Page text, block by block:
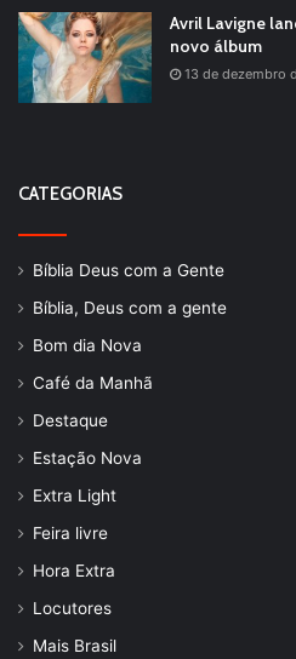
Avril Lavigne
novo álbum
13 de dezembro
CATEGORIAS
Bíblia Deus com a Gente
Bíblia, Deus com a gente
Bom dia Nova
Café da Manhã
Destaque
Estação Nova
Extra Light
Feira livre
Hora Extra
Locutores
Mais Brasil